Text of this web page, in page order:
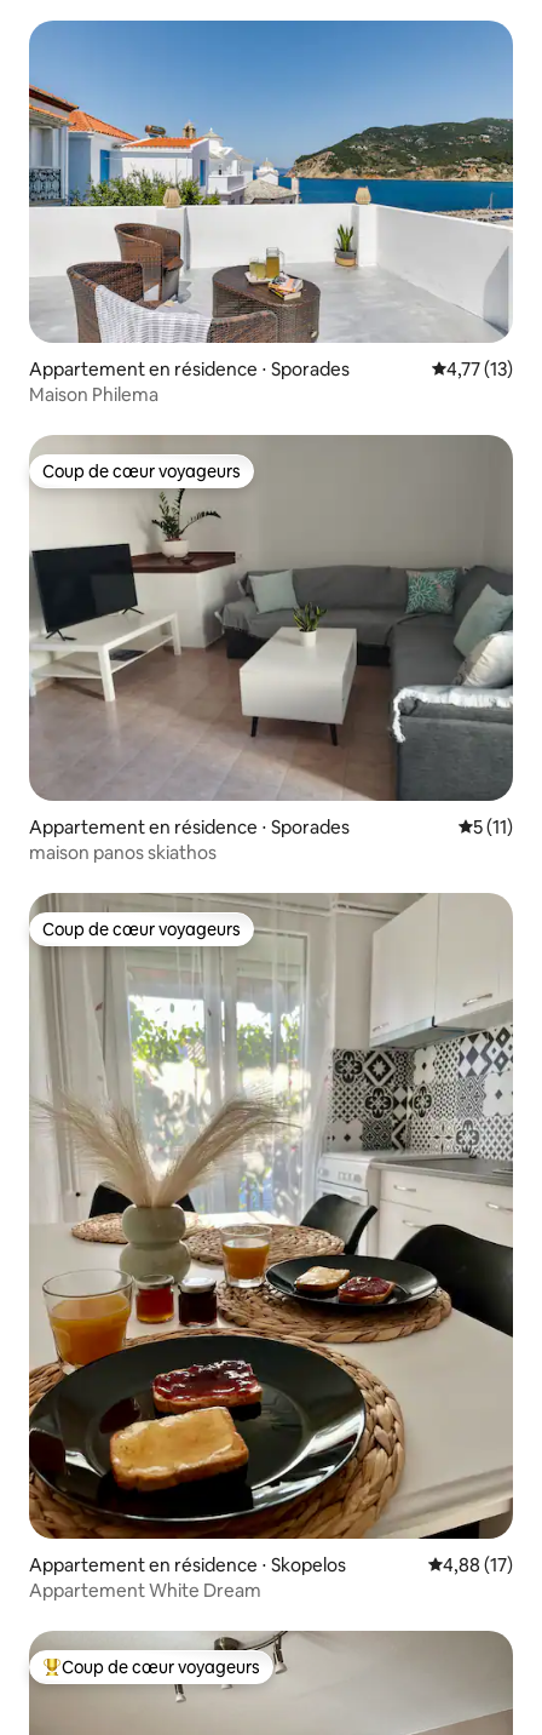
Appartement en résidence ⋅ Sporades Évaluation
4,77 (13)
Maison Philema
Coup de cœur voyageurs
Coup de cœur voyageurs
Appartement en résidence ⋅ Sporades
5 (11)
maison panos skiathos
Coup de cœur voyageurs
Coup de cœur voyageurs
Appartement en résidence ⋅ Skopelos Évaluation
4,88 (17)
Appartement White Dream
Coups de cœur voyageurs les plus appréciés
Coup de cœur voyageurs